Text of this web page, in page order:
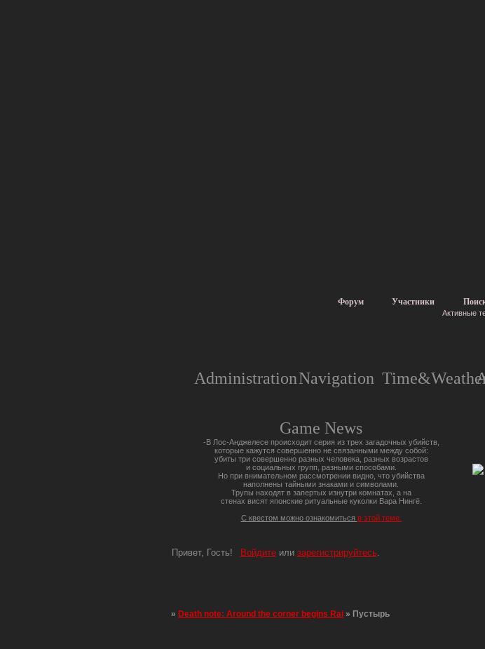
Форум Участники
Активные
AdministrationNavigation
Game News
-В Лос-Анджелесе происходит серия из трех загадочных убийств,
которые кажутся совершенно не связанными между собой:
убиты три совершенно разных человека, разных возрастов
и социальных групп, разными способами.
Но при внимательном рассмотрении видно, что убийства
наполнены тайными знаками и символами.
Трупы находят в запертых изнутри комнатах, а на
стенах висят японские ритуальные куколки Вара Нингё.
С квестом можно ознакомиться в этой теме.
Привет, Гость! Войдитеили зарегистрируйтесь.
»Death note: Around the corner begins Rai » Пустырь